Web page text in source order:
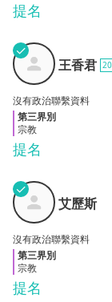
提名
王香
君
✓
提名
王香君
沒有政治聯繫資料
第三界別
宗教
艾歷
斯
✓
提名
艾歷斯
沒有政治聯繫資料
第三界別
宗教